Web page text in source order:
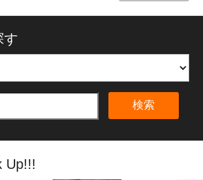
す
検索
Up!!!